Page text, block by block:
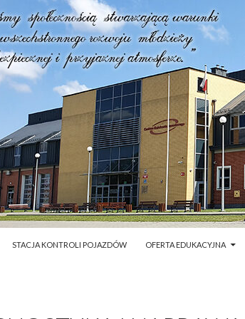
STACJA KONTROLI POJAZDÓW OFERTA EDUKACYJNA